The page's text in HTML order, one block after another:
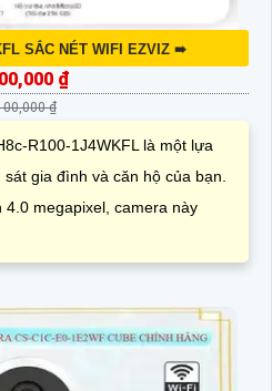
SẮC NÉT WIFI EZVIZ ➠
₫
₫
R100-1J4WKFL là một lựa
gia đình và căn hộ của bạn.
megapixel, camera này